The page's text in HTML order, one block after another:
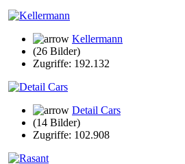
Kellermann
(26 Bilder)
Zugriffe: 192.132
Detail Cars
(14 Bilder)
Zugriffe: 102.908